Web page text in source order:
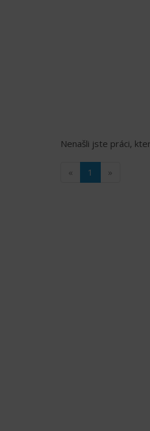
Nenašli jste práci,
« 1 »